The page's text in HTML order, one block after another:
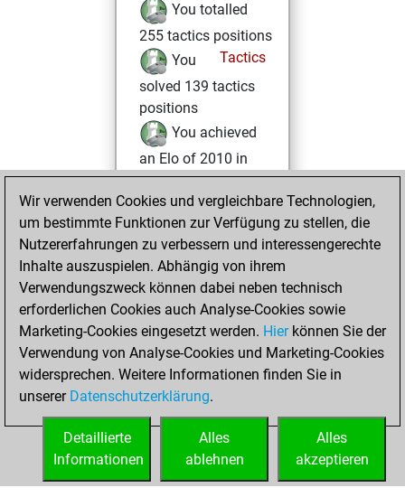
You totalled
255 tactics positions
Tactics
You
solved 139 tactics
positions
You achieved
an Elo of 2010 in
tactics positions
Freitag, April 25,
2025
You created
your Fritz account
Fritz
Donnerstag,
Februar 13, 2025
You had a best
sprint of 24 positions
Tactics
Wir verwenden Cookies und vergleichbare Technologien,
um bestimmte Funktionen zur Verfügung zu stellen, die
Nutzererfahrungen zu verbessern und interessengerechte
Inhalte auszuspielen. Abhängig von ihrem
Verwendungszweck können dabei neben technisch
erforderlichen Cookies auch Analyse-Cookies sowie
Marketing-Cookies eingesetzt werden. Hierkönnen Sie der
Verwendung von Analyse-Cookies und Marketing-Cookies
widersprechen. Weitere Informationen finden Sie in
unserer Datenschutzerklärung.
Alles
akzeptieren
Alles
ablehnen
Detaillierte
Informationen